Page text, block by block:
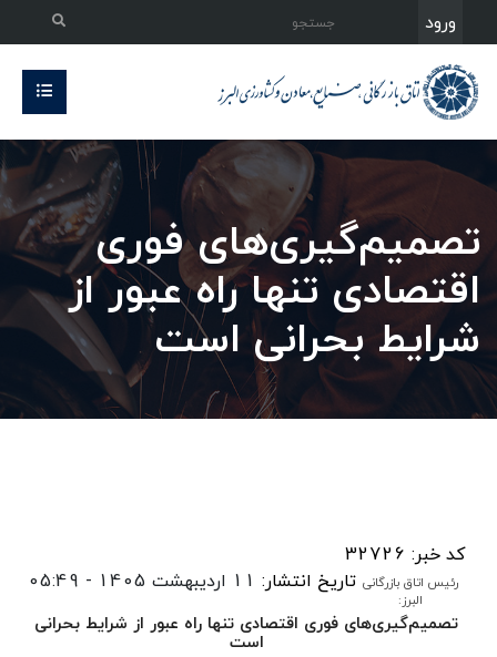
ورود
تصمیم‌گیری‌های فوری
اقتصادی تنها راه عبور از
شرایط بحرانی است
کد خبر: 32726
تاریخ انتشار: 11 اردیبهشت 1405 - 05:49
رئیس اتاق بازرگانی
البرز:
تصمیم‌گیری‌های فوری اقتصادی تنها راه عبور از شرایط بحرانی
است